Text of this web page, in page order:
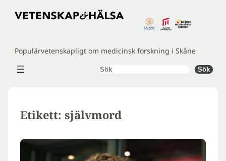
Hoppa
Populärvetenskapligt om medicinsk forskning i Skåne
Sök Sök
Etikett: självmord